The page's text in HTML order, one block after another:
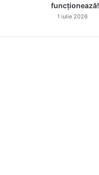
funcționează!
1 iulie 2026